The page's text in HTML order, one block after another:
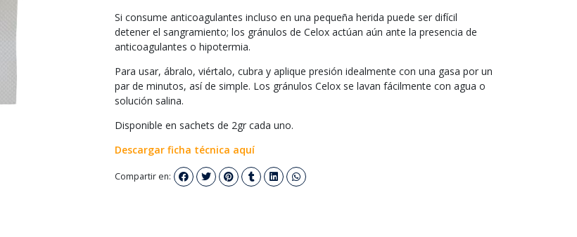
Si consume anticoagulantes incluso en una pequeña herida puede ser difícil
detener el sangramiento; los gránulos de Celox actúan aún ante la presencia de
anticoagulantes o hipotermia.
Para usar, ábralo, viértalo, cubra y aplique presión idealmente con una gasa por un
par de minutos, así de simple. Los gránulos Celox se lavan fácilmente con agua o
solución salina.
Disponible en sachets de 2gr cada uno.
Descargar ficha técnica aquí
Compartir en: